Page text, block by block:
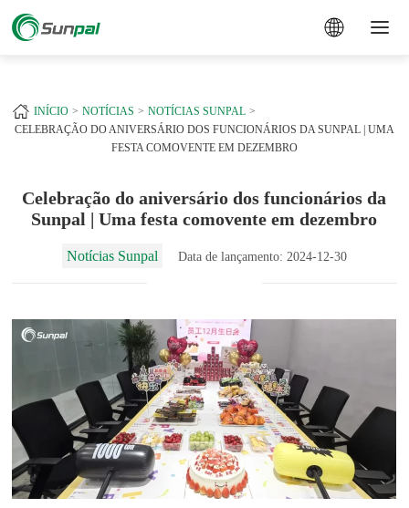
INÍCIO NOTÍCIAS
NOTÍCIAS SUNPAL
CELEBRAÇÃO DO ANIVERSÁRIO DOS FUNCIONÁRIOS DA SUNPAL | UMA
FESTA COMOVENTE EM DEZEMBRO
Celebração do aniversário dos funcionários da
Sunpal | Uma festa comovente em dezembro
Notícias Sunpal Data de lançamento: 2024-12-30